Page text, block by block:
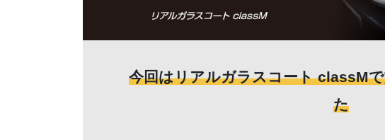
今回はリアルガラスコート classM
た